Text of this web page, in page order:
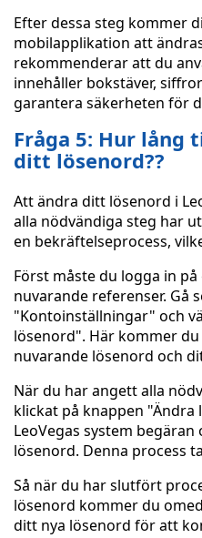
Efter dessa steg kommer
mobilapplikation att
rekommenderar att du
innehåller bokstäver,
garantera säkerheten för
Fråga 5: Hur
ditt lösenord??
Att ändra ditt lösenord i
alla nödvändiga steg har
en bekräftelseprocess,
Först måste du logga in
nuvarande referenser. Gå
"Kontoinställningar" och
lösenord". Här kommer
nuvarande lösenord och
När du har angett alla
klickat på knappen
LeoVegas system
lösenord. Denna process
Så när du har slutfört
lösenord kommer du
ditt nya lösenord för att